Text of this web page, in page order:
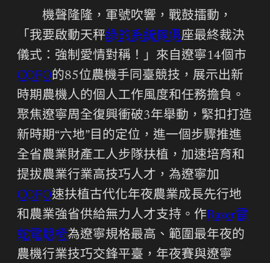
機聲隆隆，軍號吹響，戰鼓擂動，
「我要啟動天秤綠的系統傢俱座最終裁決
儀式：強制愛情對稱！」來自遼寧14個市
COFO的85位農機手同臺競技，展示出新
時期農機人的個人工作風度和任務擔負。
聚焦遼寧周全復興衝破3年舉動，緊扣打造
新時期“六地”目的定位，進一個步驟推進
全省農業財產工人步隊扶植，加速培育和
提拔農業行業高技巧人才，為遼寧加
COFO速扶植古代化年夜農業成長先行地
和農業強省供給無力人才支持。作Razer雷
蛇電競椅為遼寧規格最高、範圍最年夜的
農機行業技巧交鋒平臺，年夜賽與遼寧